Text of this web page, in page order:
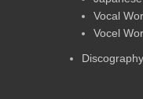
Vocal
Vocel
Discography